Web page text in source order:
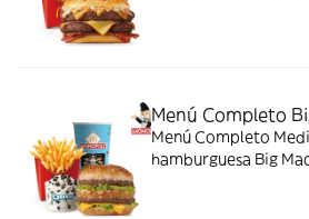
Menú Completo
Menú Completo
hamburguesa Big